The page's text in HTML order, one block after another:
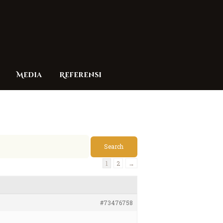
Media Referensi
1 2 →
#73476758